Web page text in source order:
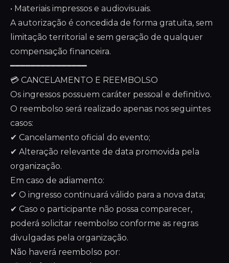
• Materiais impressos e audiovisuais.
A autorização é concedida de forma gratuita, sem
limitação territorial e sem geração de qualquer
compensação financeira.
━━━━━━━━━━━━━━━
💳 CANCELAMENTO E REEMBOLSO
Os ingressos possuem caráter pessoal e definitivo.
O reembolso será realizado apenas nos seguintes
casos:
✔ Cancelamento oficial do evento;
✔ Alteração relevante de data promovida pela
organização.
Em caso de adiamento:
✔ O ingresso continuará válido para a nova data;
✔ Caso o participante não possa comparecer,
poderá solicitar reembolso conforme as regras
divulgadas pela organização.
Não haverá reembolso por: